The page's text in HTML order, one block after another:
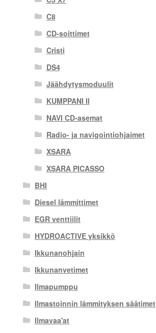
C8
CD-soittimet
Cristi
DS4
Jäähdytysmoduulit
KUMPPANI II
NAVI CD-asemat
Radio- ja navigointiohjaimet
XSARA
XSARA PICASSO
BHI
Diesel lämmittimet
EGR venttiilit
HYDROACTIVE yksikkö
Ikkunanohjain
Ikkunanvetimet
Ilmapumppu
Ilmastoinnin lämmityksen säätimet
Ilmavaa'at